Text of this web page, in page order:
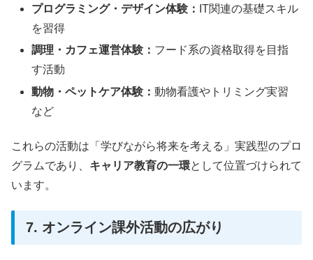
プログラミング・デザイン体験： IT関連の基礎スキル
を習得
調理・カフェ運営体験： フード系の資格取得を目指
す活動
動物・ペットケア体験：動物看護やトリミング実習
など
これらの活動は「学びながら将来を考える」実践型のプロ
グラムであり、 キャリア教育の一環として位置づけられて
います。
7. オンライン課外活動の広がり